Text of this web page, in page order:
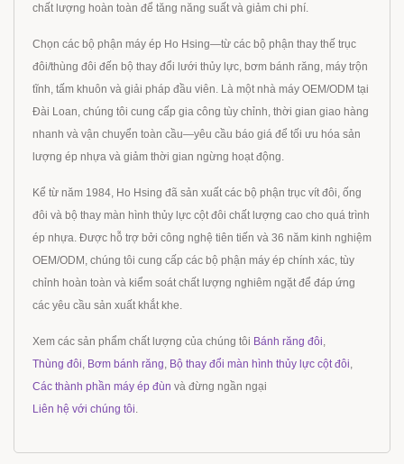
chất lượng hoàn toàn để tăng năng suất và giảm chi phí.
Chọn các bộ phận máy ép Ho Hsing—từ các bộ phận thay thế trục
đôi/thùng đôi đến bộ thay đổi lưới thủy lực, bơm bánh răng, máy trộn
tĩnh, tấm khuôn và giải pháp đầu viên. Là một nhà máy OEM/ODM tại
Đài Loan, chúng tôi cung cấp gia công tùy chỉnh, thời gian giao hàng
nhanh và vận chuyển toàn cầu—yêu cầu báo giá để tối ưu hóa sản
lượng ép nhựa và giảm thời gian ngừng hoạt động.
Kể từ năm 1984, Ho Hsing đã sản xuất các bộ phận trục vít đôi, ống
đôi và bộ thay màn hình thủy lực cột đôi chất lượng cao cho quá trình
ép nhựa. Được hỗ trợ bởi công nghệ tiên tiến và 36 năm kinh nghiệm
OEM/ODM, chúng tôi cung cấp các bộ phận máy ép chính xác, tùy
chỉnh hoàn toàn và kiểm soát chất lượng nghiêm ngặt để đáp ứng
các yêu cầu sản xuất khắt khe.
Xem các sản phẩm chất lượng của chúng tôi Bánh răng đôi,
Thùng đôi, Bơm bánh răng, Bộ thay đổi màn hình thủy lực cột đôi,
Các thành phần máy ép đùn và đừng ngần ngại
Liên hệ với chúng tôi.